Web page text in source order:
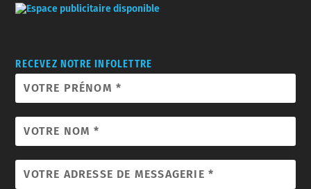
RECEVEZ NOTRE INFOLETTRE